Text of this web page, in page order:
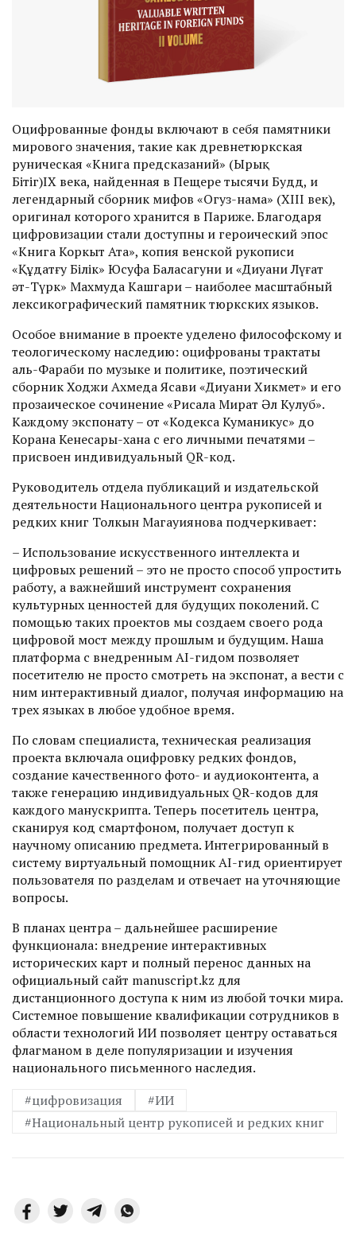
Оцифрованные фонды включают в себя памятники
мирового значения, такие как древнетюркская
руническая «Книга предсказаний» (Ырық
Бітіг)IX века, найденная в Пещере тысячи Будд, и
легендарный сборник мифов «Огуз-нама» (XIII век),
оригинал которого хранится в Париже. Благодаря
цифровизации стали доступны и герои­ческий эпос
«Книга Коркыт Ата», копия венской рукописи
«Құдатғу Білік» Юсуфа Баласагуни и «Диуани Лүғат
әт-Түрк» Махмуда Кашгари – наиболее масштабный
лексикографический памятник тюркских языков.
Особое внимание в проекте уделено­ философскому и
теологическому наследию: оцифрованы трактаты
аль-Фараби по музыке и политике, поэтический
сборник Ходжи Ахмеда Ясави «Диуани Хикмет» и его
прозаическое сочинение «Рисала Мират Әл Кулуб».
Каждому экспонату – от «Кодекса Куманикус» до
Корана Кенесары-хана с его личными печатями –
присвоен индивидуальный QR-код.
Руководитель отдела публикаций и издательской
деятельности Национального центра рукописей и
редких книг Толкын Магауиянова подчеркивает:
– Использование искусственного интеллекта и
цифровых решений – это не просто способ упростить
работу, а важнейший инструмент сохранения
культурных ценностей для будущих поколений. С
помощью таких проектов мы создаем своего рода
цифровой мост между прошлым и будущим. Наша
платформа с внедренным AI-гидом позволяет
посетителю не просто смотреть на экспонат, а вести с
ним интерактивный диалог, получая информацию на
трех языках в любое удобное время.
По словам специалиста,­ техническая реализация
проекта включала оцифровку редких фондов,
создание качественного фото- и аудиоконтента, а
также генерацию индивидуальных QR-кодов для
каждого манускрипта. Теперь посетитель центра,
сканируя код смартфоном, получает доступ к
научному описанию предмета. Интегрированный в
систему виртуальный помощник AI-гид ориентирует
пользователя по разделам и отвечает на уточняющие
вопросы.
В планах центра – дальнейшее расширение
функционала: внедрение интерактивных
исторических карт и полный перенос данных на
официальный сайт manuscript.kz для
дистанционного доступа к ним из любой точки мира.
Системное повышение квалификации сотрудников в
области технологий ИИ позволяет центру оставаться
флагманом в деле популяризации и изучения
национального письменного наследия.
#цифровизация
#ИИ
#Национальный центр рукописей и редких книг